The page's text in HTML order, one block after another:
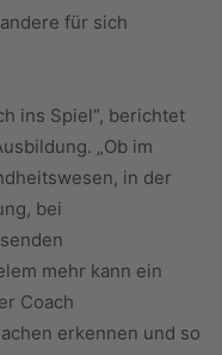
für sich
ins Spiel“, berichtet
„Ob im
in der
bei
mehr kann ein
Coach
erkennen und so